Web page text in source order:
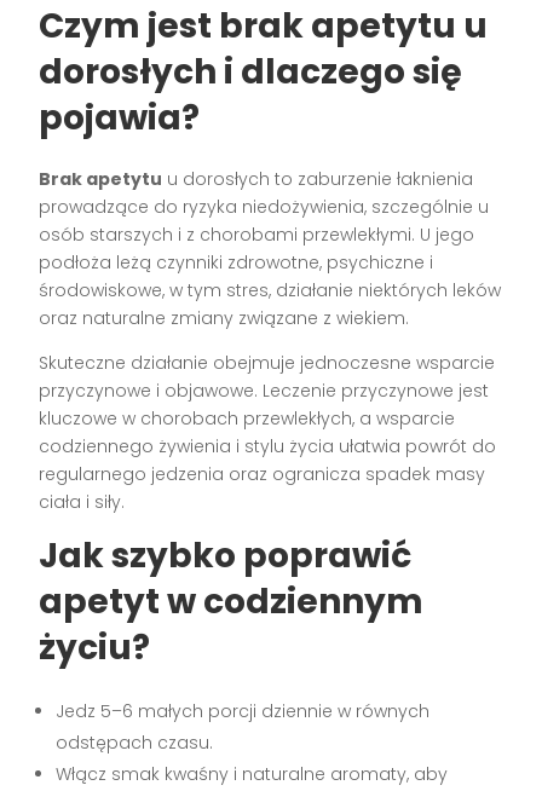
Czym jest brak apetytu u
dorosłych i dlaczego się
pojawia?
Brak apetytu u dorosłych to zaburzenie łaknienia
prowadzące do ryzyka niedożywienia, szczególnie u
osób starszych i z chorobami przewlekłymi. U jego
podłoża leżą czynniki zdrowotne, psychiczne i
środowiskowe, w tym stres, działanie niektórych leków
oraz naturalne zmiany związane z wiekiem.
Skuteczne działanie obejmuje jednoczesne wsparcie
przyczynowe i objawowe. Leczenie przyczynowe jest
kluczowe w chorobach przewlekłych, a wsparcie
codziennego żywienia i stylu życia ułatwia powrót do
regularnego jedzenia oraz ogranicza spadek masy
ciała i siły.
Jak szybko poprawić
apetytw codziennym
życiu?
Jedz 5–6 małych porcji dziennie w równych
odstępach czasu.
Włącz smak kwaśny i naturalne aromaty, aby